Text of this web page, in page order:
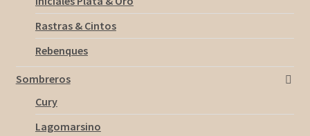
Rastras & Cintos
Rebenques
Sombreros
Cury
Lagomarsino